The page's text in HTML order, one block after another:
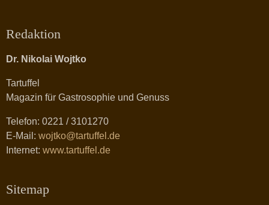
Redaktion
Dr. Nikolai Wojtko
Tartuffel
Magazin für Gastrosophie und Genuss
Telefon: 0221 / 3101270
E-Mail: wojtko@tartuffel.de
Internet: www.tartuffel.de
Sitemap